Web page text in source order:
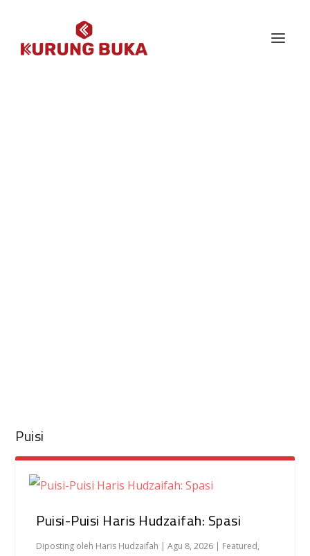
Puisi
Puisi-Puisi Haris Hudzaifah: Spasi
Diposting oleh Haris Hudzaifah |Agu 8, 2026 | Featured,